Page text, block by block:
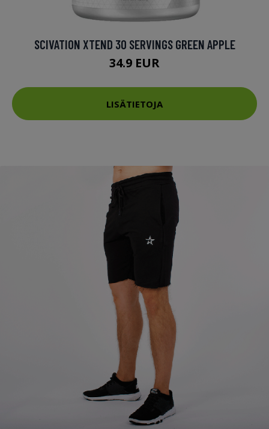
SCIVATION XTEND 30 SERVINGS GREEN APPLE
34.9 EUR
LISÄTIETOJA